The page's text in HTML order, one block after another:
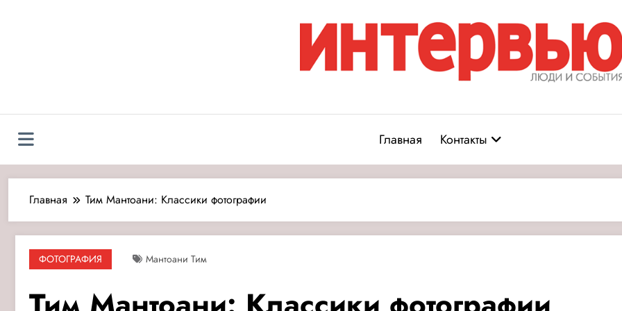
Журнал «Интервью: Люди и
Главная
Контакты
Главная Тим Мантоани: Классики фотографии
ФОТОГРАФИЯ Мантоани Тим